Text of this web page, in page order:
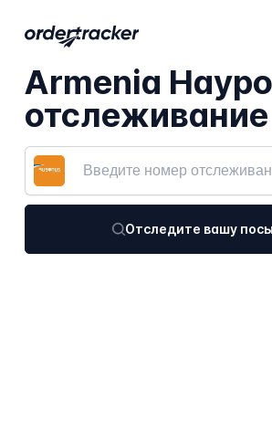
Armenia
отслеживание
Отследите вашу